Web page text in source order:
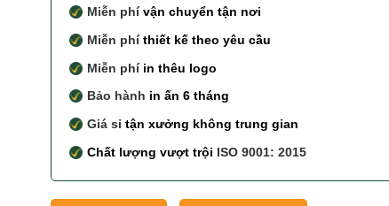
Miễn phívận chuyển tận nơi
Miễn phíthiết kế theo yêu cầu
Miễn phíin thêu logo
Bảo hành in ấn 6 tháng
Giá sỉ tận xưởng không trung gian
Chất lượng vượt trội ISO 9001: 2015